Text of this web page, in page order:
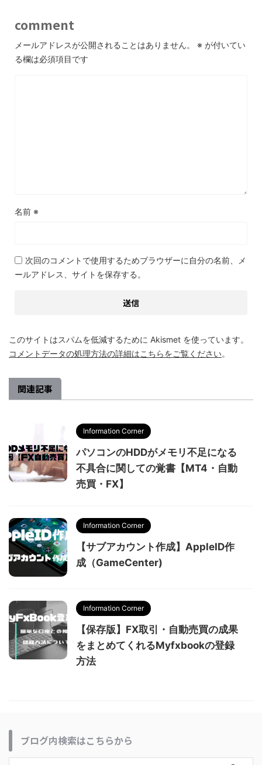
comment
メールアドレスが公開されることはありません。 ※ が付いてい
る欄は必須項目です
名前 ※
次回のコメントで使用するためブラウザーに自分の名前、メ
ールアドレス、サイトを保存する。
このサイトはスパムを低減するために Akismet を使っています。
コメントデータの処理方法の詳細はこちらをご覧ください。
関連記事
Information Corner
パソコンのHDDがメモリ不足になる
不具合に関しての覚書【MT4・自動
売買・FX】
Information Corner
【サブアカウント作成】AppleID作
成（GameCenter)
Information Corner
【保存版】FX取引・自動売買の成果
をまとめてくれるMyfxbookの登録
方法
ブログ内検索はこちらから